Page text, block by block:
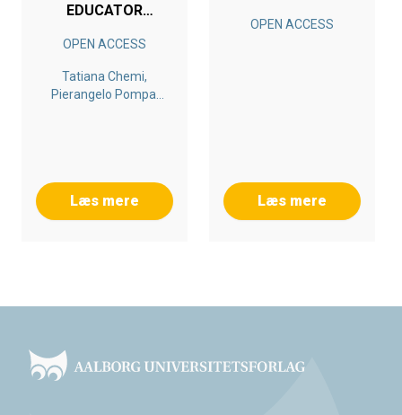
EDUCATOR
OPEN ACCESS
Tatiana Chemi,
Pierangelo Pompa,
Læs mere
OPEN ACCESS
Læs mere